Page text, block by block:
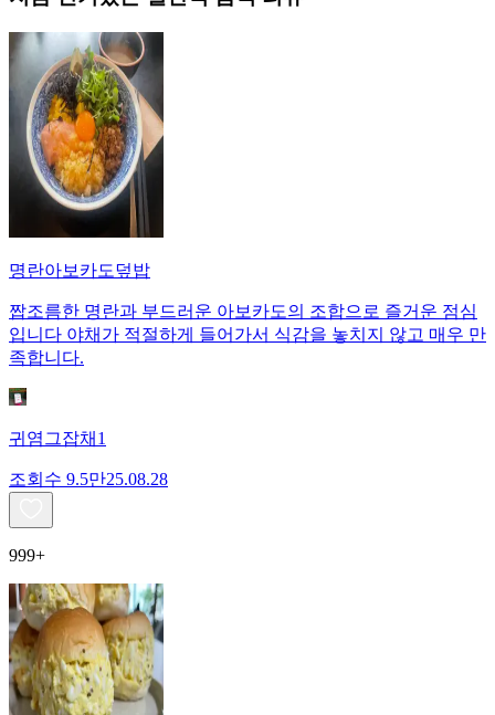
명란아보카도덮밥
짭조름한 명란과 부드러운 아보카도의 조합으로 즐거운 점심
입니다 야채가 적절하게 들어가서 식감을 놓치지 않고 매우 만
족합니다.
귀염그잡채1
조회수 9.5만25.08.28
999+